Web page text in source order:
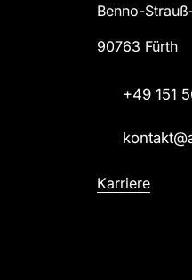
Benno-
90763 Fürth
+49 151
Karriere